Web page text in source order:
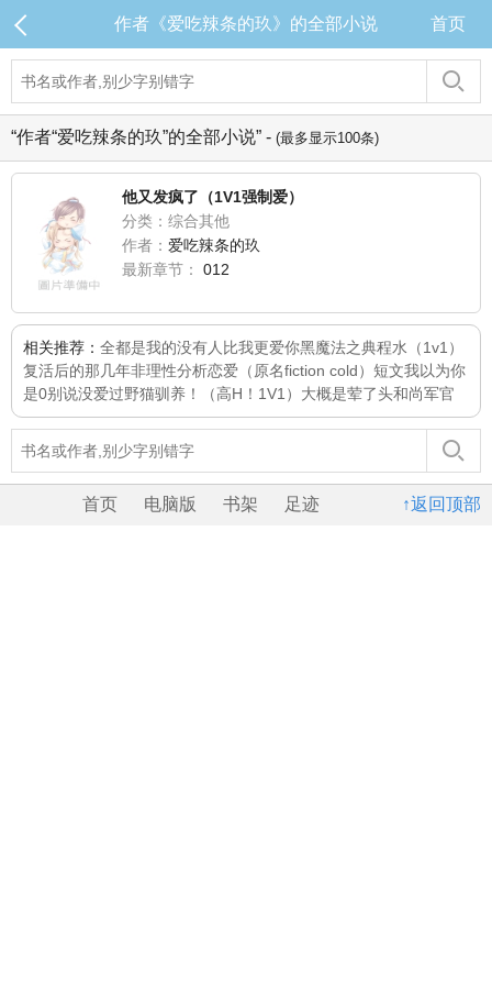
作者《爱吃辣条的玖》的全部小说 首页
“作者“爱吃辣条的玖”的全部小说” - (最多显示100条)
他又发疯了（1V1强制爱）
分类：综合其他
作者： 爱吃辣条的玖
最新章节：
012
相关推荐： 全都是我的没有人比我更爱你黑魔法之典程水（1v1）
复活后的那几年非理性分析恋爱（原名fiction cold） 短文我以为你
是0别说没爱过野猫驯养！（高H！1V1） 大概是荤了头和尚军官
↑返回顶部
首页 电脑版 书架 足迹